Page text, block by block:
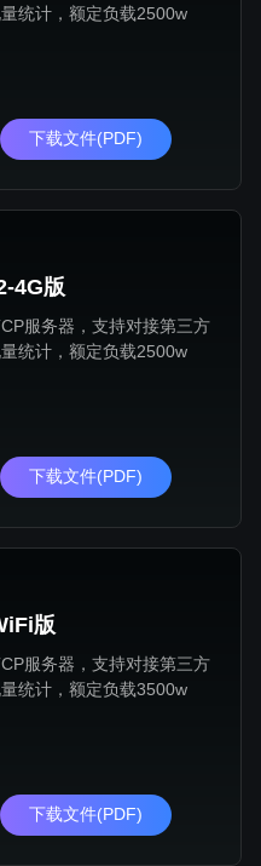
统计，额定负载2500w
下载文件(PDF)
4G版
服务器，支持对接第三方
统计，额定负载2500w
下载文件(PDF)
版
服务器，支持对接第三方
统计，额定负载3500w
下载文件(PDF)